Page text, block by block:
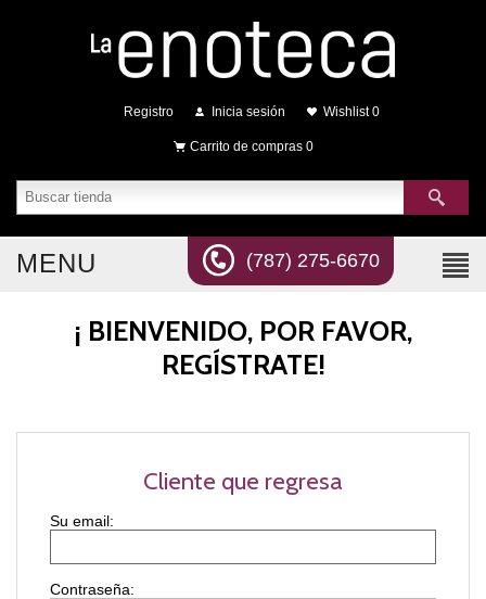
Registro Inicia sesión Wishlist 0
Carrito de compras 0
(787) 275-6670
MENU
¡ BIENVENIDO, POR FAVOR,
REGÍSTRATE!
Cliente que regresa
Contraseña: